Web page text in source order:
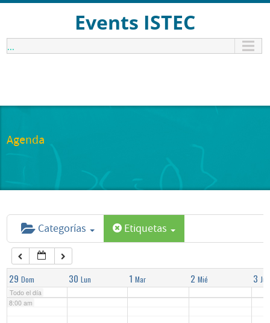
Events ISTEC
...
Agenda
Categorías Etiquetas
29 Dom 30 Lun 1 Mar 2 Mié 3 Jue
Todo el día
1:00 am
6:00 am
7:00 am
8:00 am